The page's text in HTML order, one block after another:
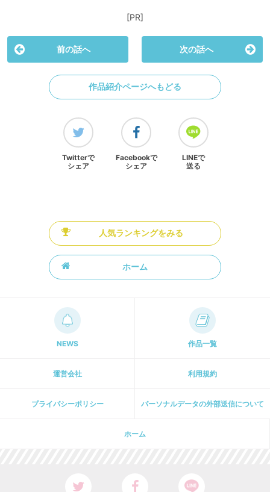
[PR]
前の話へ 次の話へ
作品紹介ページへもどる
Twitterで
シェア
Facebookで
シェア
LINEで
送る
人気ランキングをみる
ホーム
NEWS 作品一覧
運営会社 利用規約
プライパシーポリシー パーソナルデータの外部送信について
ホーム